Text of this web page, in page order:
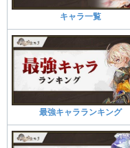
キャラ一覧
最強キャラランキング